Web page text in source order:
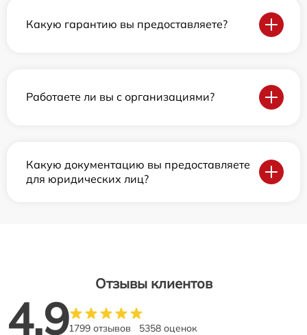
Какую гарантию вы предоставляете?
Работаете ли вы с организациями?
Какую документацию вы предоставляете
для юридических лиц?
Отзывы клиентов
4.91799 отзывов 5358 оценок